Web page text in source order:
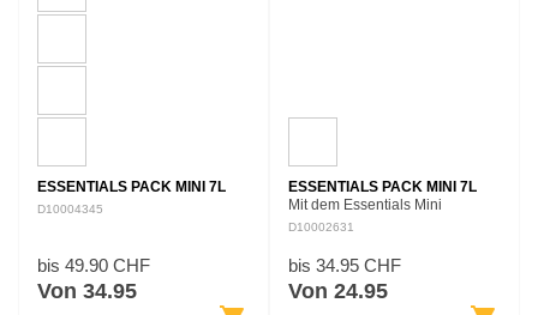
ESSENTIALS PACK MINI 7L
D10004345
bis 49.90 CHF
Von 34.95
ESSENTIALS PACK MINI 7L
Mit dem Essentials Mini
Rucksack hast du stets die
Basics konzipiert hat der
Rucksackgenau die richtige
Größe…
D10002631
bis 34.95 CHF
Von 24.95